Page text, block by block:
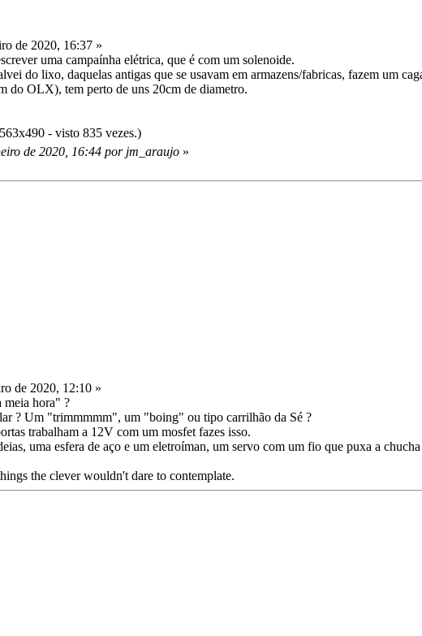
de 2020, 16:37 »
uma campaínha elétrica, que é com um solenoide.
do lixo, daquelas antigas que se usavam em armazens/fabricas, fazem um
do OLX), tem perto de uns 20cm de diametro.
- visto 835 vezes.)
de 2020, 16:44 por jm_araujo »
de 2020, 12:10 »
meia hora" ?
? Um "trimmmmm", um "boing" ou tipo carrilhão da Sé ?
trabalham a 12V com um mosfet fazes isso.
uma esfera de aço e um eletroíman, um servo com um fio que puxa a
the clever wouldn't dare to contemplate.